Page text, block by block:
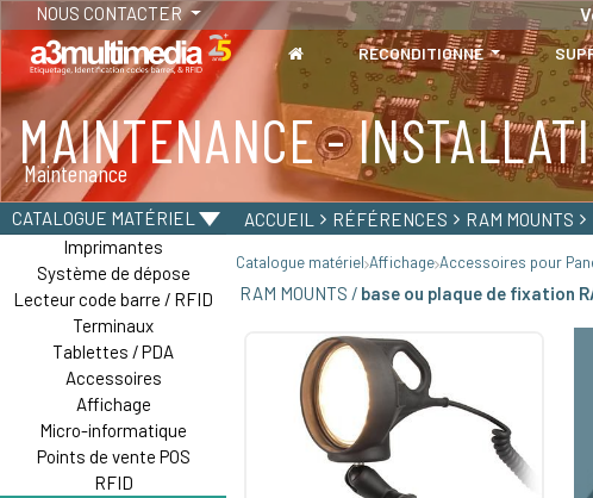
NOUS CONTACTER
RECONDITIONNÉ
MAINTENANCE -
Maintenance
TABLETTES
Tablettes durcies - Étanches - Résistantes
CATALOGUE MATÉRIEL
Imprimantes
Système de dépose
Lecteur code barre / RFID
Terminaux
Tablettes / PDA
Accessoires
Affichage
Micro-informatique
Points de vente POS
RFID
ACCUEIL RÉFÉRENCES RAM MOUNTS
Catalogue matériel Affichage Accessoires pour
RAM MOUNTS / base ou plaque de fixation